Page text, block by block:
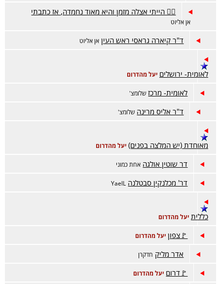
🤷‍♀️ הייתי אצלה מזמן והיא מאוד נחמדה, אז כתבתי
אן אליוט
ד"ר קיארה גראסי ראש העין אן אליוט
לאומית- ירושלים יעל מהדרום
לאומית- מרכז שלומצ'
ד"ר אליס מרינה שלומצ'
מאוחדת (יש המלצה בפנים) יעל מהדרום
דר שוטין אולגה אחת כמוני
דר' מכלנקין סבטלנה YaelL
כללית יעל מהדרום
🚩צפון יעל מהדרום
אדר מליק חדקרן
🚩דרום יעל מהדרום